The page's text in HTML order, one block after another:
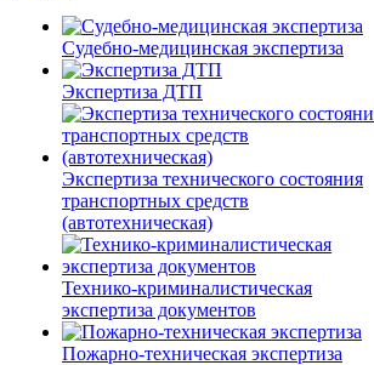
Судебно-медицинская экспертиза
Экспертиза ДТП
Экспертиза технического состояния
транспортных средств
(автотехническая)
Технико-криминалистическая
экспертиза документов
Пожарно-техническая экспертиза